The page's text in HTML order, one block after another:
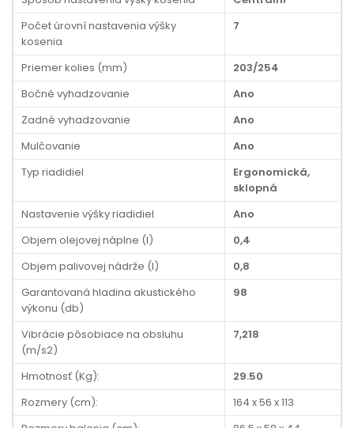
Počet úrovní nastavenia výšky
kosenia
7
Priemer kolies (mm)
203/254
Bočné vyhadzovanie
Ano
Zadné vyhadzovanie
Ano
Mulčovanie
Ano
Typ riadidiel
Ergonomická,
sklopná
Nastavenie výšky riadidiel
Ano
Objem olejovej náplne (l)
0,4
Objem palivovej nádrže (l)
0,8
Garantovaná hladina akustického
výkonu (db)
98
Vibrácie pôsobiace na obsluhu
(m/s2)
7,218
Hmotnosť (Kg):
29.50
Rozmery (cm):
164 x 56 x 113